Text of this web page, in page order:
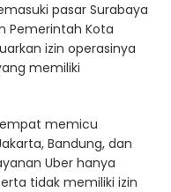
pasar Surabaya
Pemerintah Kota
izin operasinya
memiliki
memicu
Bandung, dan
Uber hanya
tidak memiliki izin